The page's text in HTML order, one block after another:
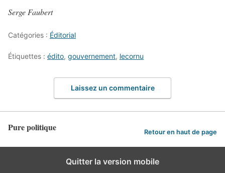
Serge Faubert
Catégories : Éditorial
Étiquettes : édito, gouvernement, lecornu
Laissez un commentaire
Pure politique Retour en haut de page
Quitter la version mobile